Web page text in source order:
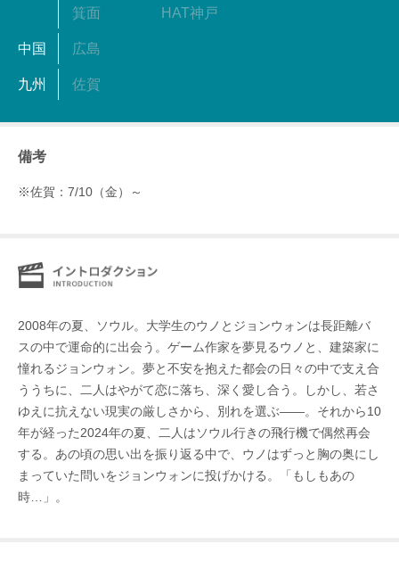
箕面 HAT神戸
中国 広島
九州 佐賀
備考
※佐賀：7/10（金）～
2008年の夏、ソウル。大学生のウノとジョンウォンは長距離バ
スの中で運命的に出会う。ゲーム作家を夢見るウノと、建築家に
憧れるジョンウォン。夢と不安を抱えた都会の日々の中で支え合
ううちに、二人はやがて恋に落ち、深く愛し合う。しかし、若さ
ゆえに抗えない現実の厳しさから、別れを選ぶ――。それから10
年が経った2024年の夏、二人はソウル行きの飛行機で偶然再会
する。あの頃の思い出を振り返る中で、ウノはずっと胸の奥にし
まっていた問いをジョンウォンに投げかける。「もしもあの
時…」。